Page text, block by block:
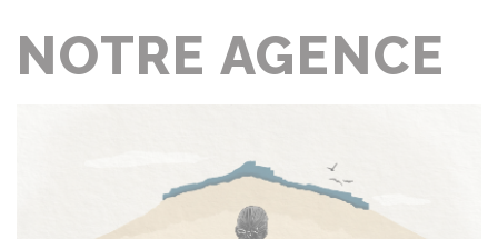
NOTRE AGENCE